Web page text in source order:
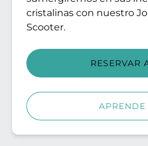
cristalinas con nuestro
Scooter.
RESERVAR
APRENDE